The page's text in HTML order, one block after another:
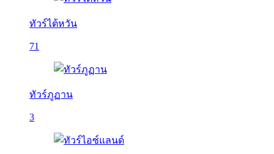
ทัวร์ไต้หวัน
71
ทัวร์ภูฏาน
3